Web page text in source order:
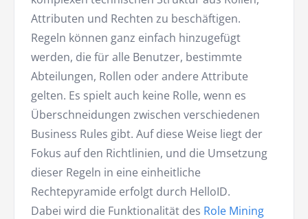
Attributen und Rechten zu beschäftigen.
Regeln können ganz einfach hinzugefügt
werden, die für alle Benutzer, bestimmte
Abteilungen, Rollen oder andere Attribute
gelten. Es spielt auch keine Rolle, wenn es
Überschneidungen zwischen verschiedenen
Business Rules gibt. Auf diese Weise liegt der
Fokus auf den Richtlinien, und die Umsetzung
dieser Regeln in eine einheitliche
Rechtepyramide erfolgt durch HelloID.
Dabei wird die Funktionalität des Role Mining